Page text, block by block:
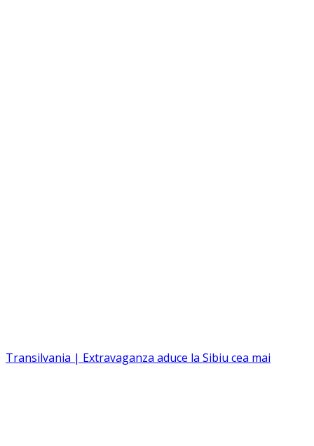
Transilvania | Extravaganza aduce la Sibiu cea mai